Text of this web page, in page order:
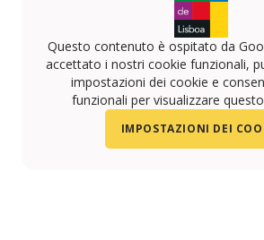
Questo contenuto è ospitato da
accettato i nostri cookie funzionali,
impostazioni dei cookie e
funzionali per visualizzare
IMPOSTAZIONI DEI